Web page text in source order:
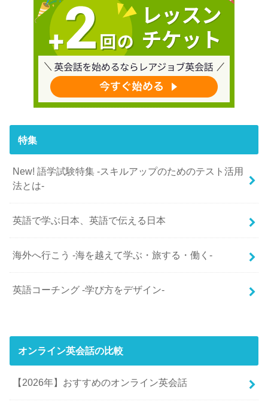
特集
New! 語学試験特集 -スキルアップのためのテスト活用
法とは-
英語で学ぶ日本、英語で伝える日本
海外へ行こう -海を越えて学ぶ・旅する・働く-
英語コーチング -学び方をデザイン-
オンライン英会話の比較
【2026年】おすすめのオンライン英会話